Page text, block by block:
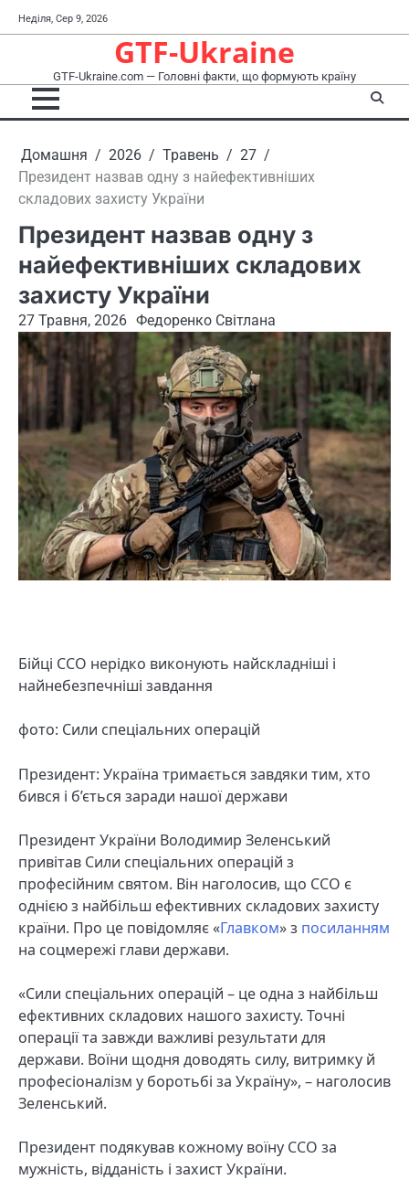
до
Неділя, Сер 9, 2026
GTF-Ukraine
GTF-Ukraine.com — Головні факти, що формують країну
Домашня 2026 Травень
27
Президент назвав одну з найефективніших
складових захисту України
Президент назвав одну з
найефективніших складових
захисту України
27 Травня, 2026 Федоренко Світлана
Бійці ССО нерідко виконують найскладніші і
найнебезпечніші завдання
фото: Сили спеціальних операцій
Президент: Україна тримається завдяки тим, хто
бився і б’ється заради нашої держави
Президент України Володимир Зеленський
привітав Сили спеціальних операцій з
професійним святом. Він наголосив, що ССО є
однією з найбільш ефективних складових захисту
країни. Про це повідомляє «Главком» з посиланням
на соцмережі глави держави.
«Сили спеціальних операцій – це одна з найбільш
ефективних складових нашого захисту. Точні
операції та завжди важливі результати для
держави. Воїни щодня доводять силу, витримку й
професіоналізм у боротьбі за Україну», – наголосив
Зеленський.
Президент подякував кожному воїну ССО за
мужність, відданість і захист України.